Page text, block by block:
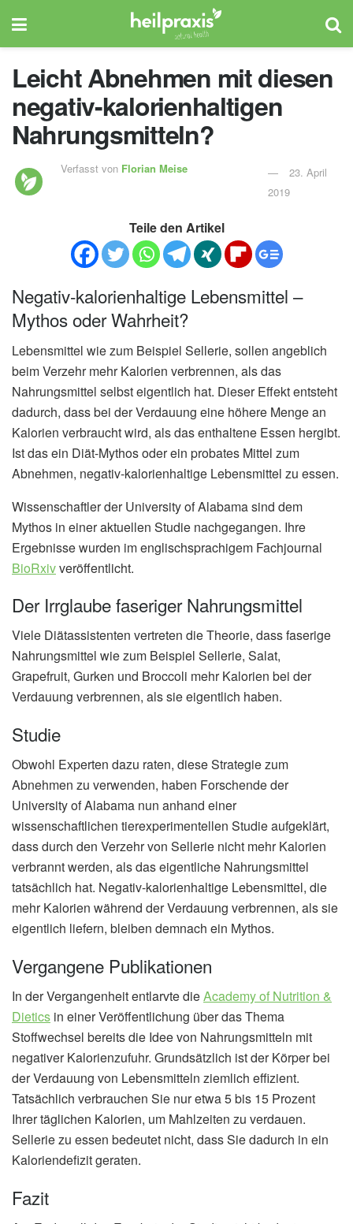
Leicht Abnehmen mit diesen
negativ-kalorienhaltigen
Nahrungsmitteln?
Verfasst von Florian Meise
23. April
2019
Teile den Artikel
Negativ-kalorienhaltige Lebensmittel –
Mythos oder Wahrheit?
Lebensmittel wie zum Beispiel Sellerie, sollen angeblich
beim Verzehr mehr Kalorien verbrennen, als das
Nahrungsmittel selbst eigentlich hat. Dieser Effekt entsteht
dadurch, dass bei der Verdauung eine höhere Menge an
Kalorien verbraucht wird, als das enthaltene Essen hergibt.
Ist das ein Diät-Mythos oder ein probates Mittel zum
Abnehmen, negativ-kalorienhaltige Lebensmittel zu essen.
Wissenschaftler der University of Alabama sind dem
Mythos in einer aktuellen Studie nachgegangen. Ihre
Ergebnisse wurden im englischsprachigem Fachjournal
BioRxivveröffentlicht.
Der Irrglaube faseriger Nahrungsmittel
Viele Diätassistenten vertreten die Theorie, dass faserige
Nahrungsmittel wie zum Beispiel Sellerie, Salat,
Grapefruit, Gurken und Broccoli mehr Kalorien bei der
Verdauung verbrennen, als sie eigentlich haben.
Studie
Obwohl Experten dazu raten, diese Strategie zum
Abnehmen zu verwenden, haben Forschende der
University of Alabama nun anhand einer
wissenschaftlichen tierexperimentellen Studie aufgeklärt,
dass durch den Verzehr von Sellerie nicht mehr Kalorien
verbrannt werden, als das eigentliche Nahrungsmittel
tatsächlich hat. Negativ-kalorienhaltige Lebensmittel, die
mehr Kalorien während der Verdauung verbrennen, als sie
eigentlich liefern, bleiben demnach ein Mythos.
Vergangene Publikationen
In der Vergangenheit entlarvte dieAcademy of Nutrition &
Dietics in einer Veröffentlichung über das Thema
Stoffwechsel bereits die Idee von Nahrungsmitteln mit
negativer Kalorienzufuhr. Grundsätzlich ist der Körper bei
der Verdauung von Lebensmitteln ziemlich effizient.
Tatsächlich verbrauchen Sie nur etwa 5 bis 15 Prozent
Ihrer täglichen Kalorien, um Mahlzeiten zu verdauen.
Sellerie zu essen bedeutet nicht, dass Sie dadurch in ein
Kaloriendefizit geraten.
Fazit